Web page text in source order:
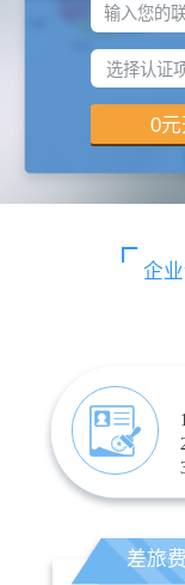
输入您的
企
差旅